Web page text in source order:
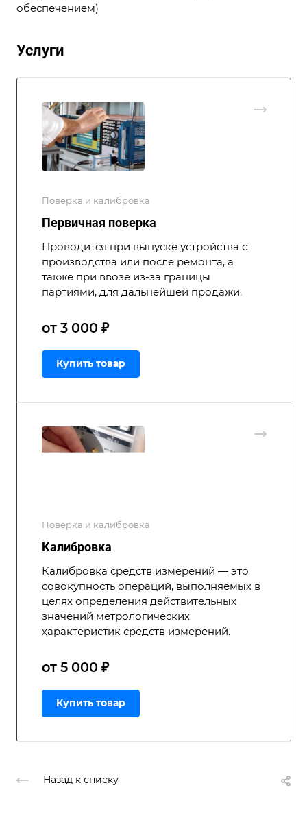
обеспечением)
Услуги
Поверка и калибровка
Первичная поверка
Проводится при выпуске устройства с
производства или после ремонта, а
также при ввозе из-за границы
партиями, для дальнейшей продажи.
от 3 000 ₽
Купить товар
Поверка и калибровка
Калибровка
Калибровка средств измерений — это
совокупность операций, выполняемых в
целях определения действительных
значений метрологических
характеристик средств измерений.
от 5 000 ₽
Купить товар
Назад к списку